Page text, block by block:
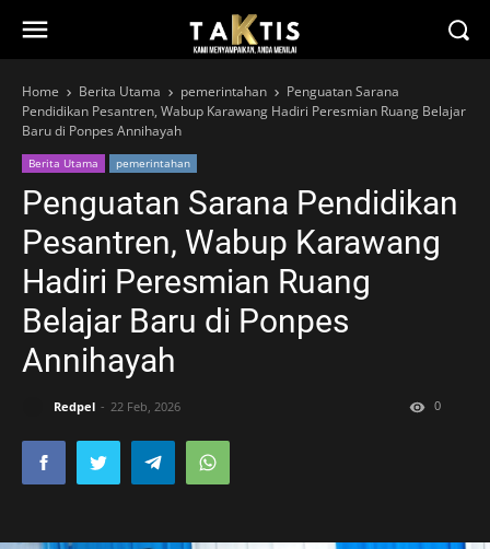
Home Berita Utama pemerintahan
Penguatan Sarana
Pendidikan Pesantren, Wabup Karawang Hadiri Peresmian Ruang Belajar
Baru di Ponpes Annihayah
Berita Utama pemerintahan
Penguatan Sarana Pendidikan
Pesantren, Wabup Karawang
Hadiri Peresmian Ruang
Belajar Baru di Ponpes
Annihayah
Redpel 22 Feb, 2026 0